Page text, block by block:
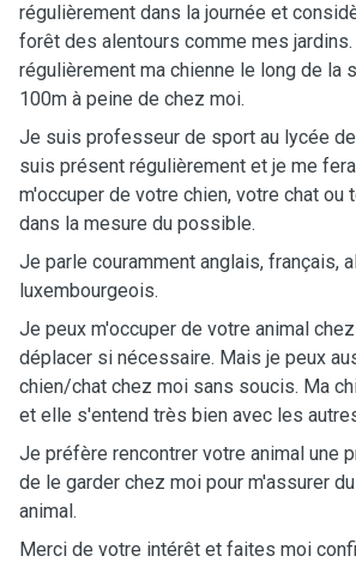
régulièrement dans la journée et
forêt des alentours comme mes
régulièrement ma chienne le long de la
100m à peine de chez moi.
Je suis professeur de sport au lycée
suis présent régulièrement et je me
m'occuper de votre chien, votre chat ou
dans la mesure du possible.
Je parle couramment anglais, français,
luxembourgeois.
Je peux m'occuper de votre animal
déplacer si nécessaire. Mais je peux
chien/chat chez moi sans soucis. Ma
et elle s'entend très bien avec les
Je préfère rencontrer votre animal une
de le garder chez moi pour m'assurer
animal.
Merci de votre intérêt et faites moi